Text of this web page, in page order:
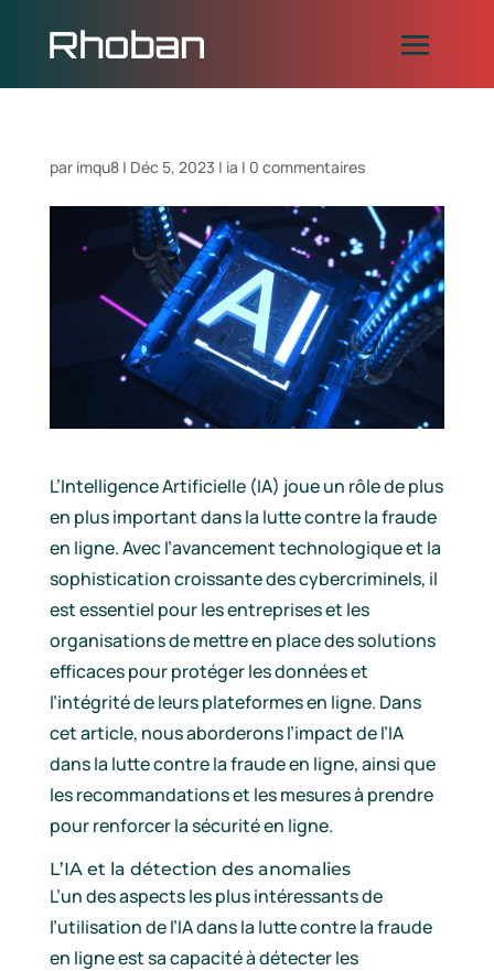
par imqu8| Déc 5, 2023 | ia | 0 commentaires
L’Intelligence Artificielle (IA) joue un rôle de plus
en plus important dans la lutte contre la fraude
en ligne. Avec l’avancement technologique et la
sophistication croissante des cybercriminels, il
est essentiel pour les entreprises et les
organisations de mettre en place des solutions
efficaces pour protéger les données et
l’intégrité de leurs plateformes en ligne. Dans
cet article, nous aborderons l’impact de l’IA
dans la lutte contre la fraude en ligne, ainsi que
les recommandations et les mesures à prendre
pour renforcer la sécurité en ligne.
L’IA et la détection des anomalies
L’un des aspects les plus intéressants de
l’utilisation de l’IA dans la lutte contre la fraude
en ligne est sa capacité à détecter les